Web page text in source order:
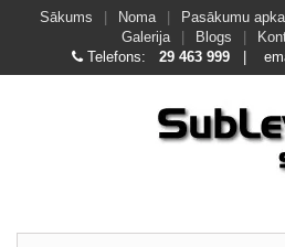
Sākums Noma Pasākumu
Galerija
Blogs
Telefons:
29 463 999 |